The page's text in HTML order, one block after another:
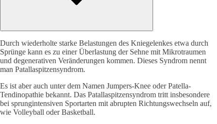
Durch wiederholte starke Belastungen des Kniegelenkes etwa durch
Sprünge kann es zu einer Überlastung der Sehne mit Mikrotraumen
und degenerativen Veränderungen kommen. Dieses Syndrom nennt
man Patallaspitzensyndrom.
Es ist aber auch unter dem Namen Jumpers-Knee oder Patella-
Tendinopathie bekannt. Das Patallaspitzensyndrom tritt insbesondere
bei sprungintensiven Sportarten mit abrupten Richtungswechseln auf,
wie Volleyball oder Basketball.